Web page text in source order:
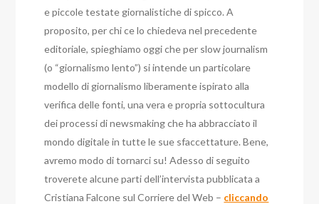
e piccole testate giornalistiche di spicco. A
proposito, per chi ce lo chiedeva nel precedente
editoriale, spieghiamo oggi che per slow journalism
(o “giornalismo lento”) si intende un particolare
modello di giornalismo liberamente ispirato alla
verifica delle fonti, una vera e propria sottocultura
dei processi di newsmaking che ha abbracciato il
mondo digitale in tutte le sue sfaccettature. Bene,
avremo modo di tornarci su! Adesso di seguito
troverete alcune parti dell’intervista pubblicata a
Cristiana Falcone sul Corriere del Web – cliccando